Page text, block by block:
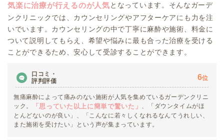
気楽に治療が行えるのが人気となっています。そんなガーデ
ンクリニックでは、カウンセリングやアフターケアにも力を注
いでいます。カウンセリングの中で丁寧に麻酔や施術、料金に
ついて説明してもらえ、希望や悩みに最も合った治療を受ける
ことができるため、安心して受診することができます。
口コミ・
評判評価
6位
無痛麻酔によって痛みのない施術が人気を集めているガーデンクリニ
ック。
「思っていた以上に簡単で驚いた」
、「ダウンタイムがほ
とんどないのが良い」、「こんなに若々しくなれるなんてうれしい、
また施術を受けたい」という声が集まっています。